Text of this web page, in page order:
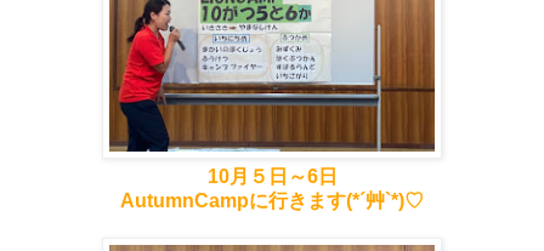
10月５日～6日
AutumnCampに行きます(*´艸`*)♡